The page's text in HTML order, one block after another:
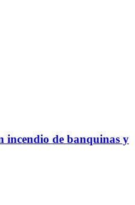
incendio de banquinas y